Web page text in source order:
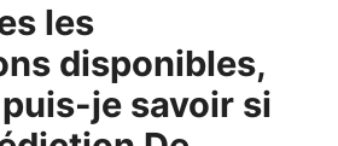
les
disponibles,
je savoir si